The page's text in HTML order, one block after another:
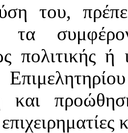
του,
τα
πολιτικής ή
και